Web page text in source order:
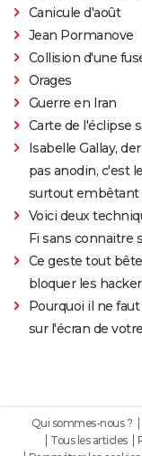
Canicule d'août
Jean Pormanove
Collision d'une
Orages
Guerre en Iran
Carte de l'éclipse
Isabelle Gallay,
pas anodin, c'est
surtout embêtant
Voici deux
Fi sans connaitre
Ce geste tout
bloquer les
Pourquoi il ne
sur l'écran de
Qui sommes-nous ?
Tous les articles